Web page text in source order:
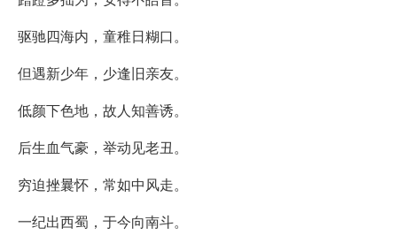
驱驰四海内，童稚日糊口。
但遇新少年，少逢旧亲友。
低颜下色地，故人知善诱。
后生血气豪，举动见老丑。
穷迫挫曩怀，常如中风走。
一纪出西蜀，于今向南斗。